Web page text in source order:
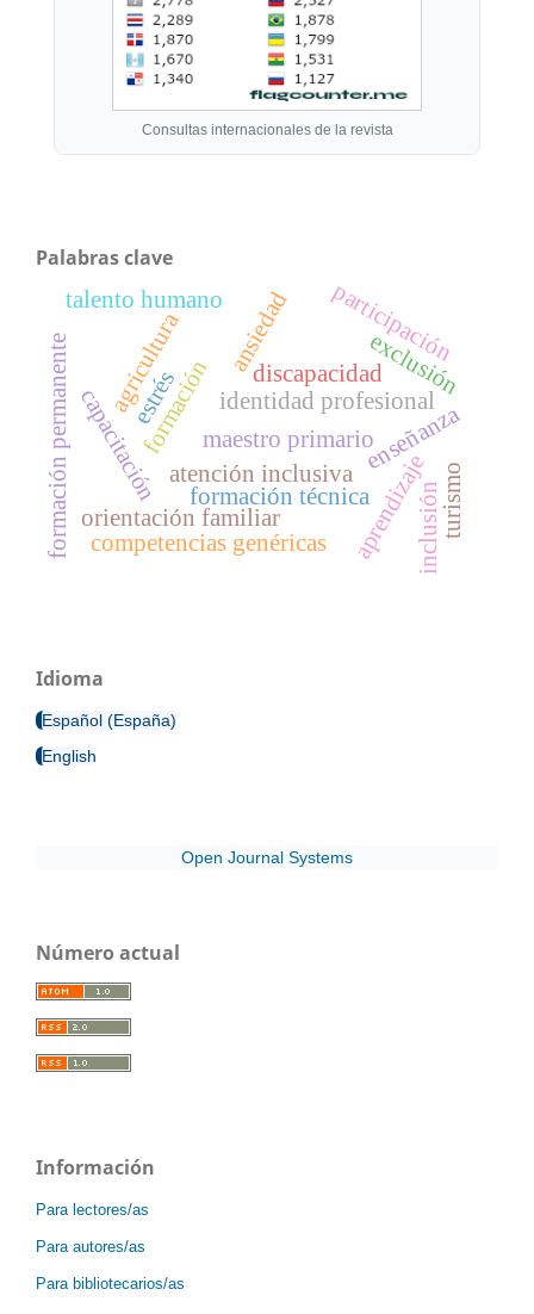
Consultas internacionales de la revista
Palabras clave
formación
atención inclusiva
identidad profesional
enseñanza
aprendizajeinclusión
exclusión
discapacidad
capacitación
estrés
ansiedad
formación permanente maestro primario
orientación familiar
agricultura
formación técnica turismo
participación
competencias genéricas
talento humano
Idioma
Español (España)
English
Open Journal Systems
Número actual
Información
Para lectores/as
Para autores/as
Para bibliotecarios/as